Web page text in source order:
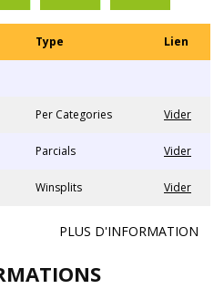
Type Lien
Per Categories Vider
Parcials Vider
Winsplits Vider
PLUS D'INFORMATION